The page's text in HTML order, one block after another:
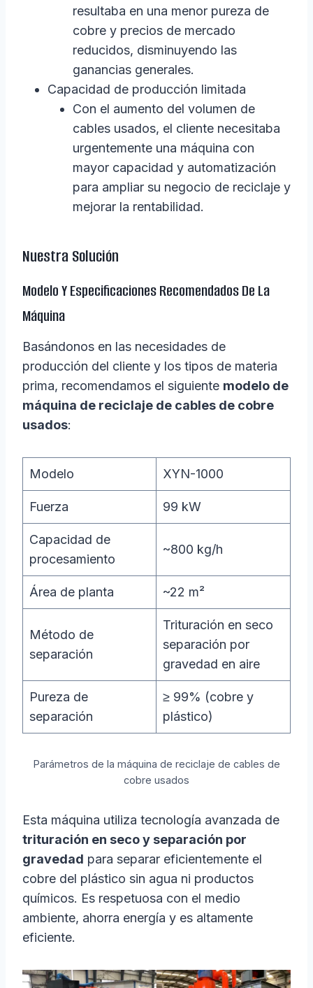
resultaba en una menor pureza de
cobre y precios de mercado
reducidos, disminuyendo las
ganancias generales.
Capacidad de producción limitada
Con el aumento del volumen de
cables usados, el cliente necesitaba
urgentemente una máquina con
mayor capacidad y automatización
para ampliar su negocio de reciclaje y
mejorar la rentabilidad.
Nuestra Solución
Modelo Y Especificaciones Recomendados De La
Máquina
Basándonos en las necesidades de
producción del cliente y los tipos de materia
prima, recomendamos el siguiente modelo de
máquina de reciclaje de cables de cobre
usados:
Modelo XYN-1000
Fuerza 99 kW
Capacidad de
procesamiento
~800 kg/h
Área de planta ~22 m²
Método de
separación
Trituración en seco
separación por
gravedad en aire
Pureza de
separación
≥ 99% (cobre y
plástico)
Parámetros de la máquina de reciclaje de cables de
cobre usados
Esta máquina utiliza tecnología avanzada de
trituración en seco y separación por
gravedad para separar eficientemente el
cobre del plástico sin agua ni productos
químicos. Es respetuosa con el medio
ambiente, ahorra energía y es altamente
eficiente.